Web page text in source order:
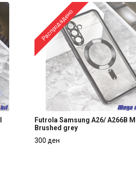
Распродадено
Futrola Samsung A26/ A266B
Futrola Samsung A26/ A266B
Brushed grey
300 ден